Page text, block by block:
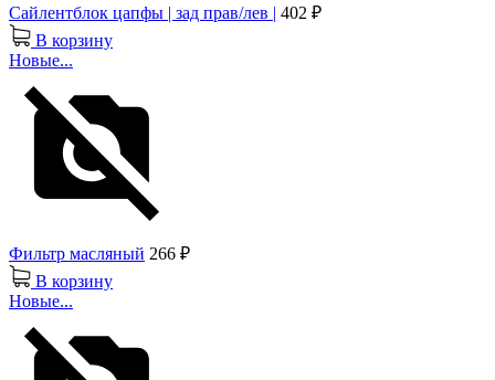
Сайлентблок цапфы | зад прав/лев | 402 ₽
В корзину
Новые...
Фильтр масляный 266 ₽
В корзину
Новые...